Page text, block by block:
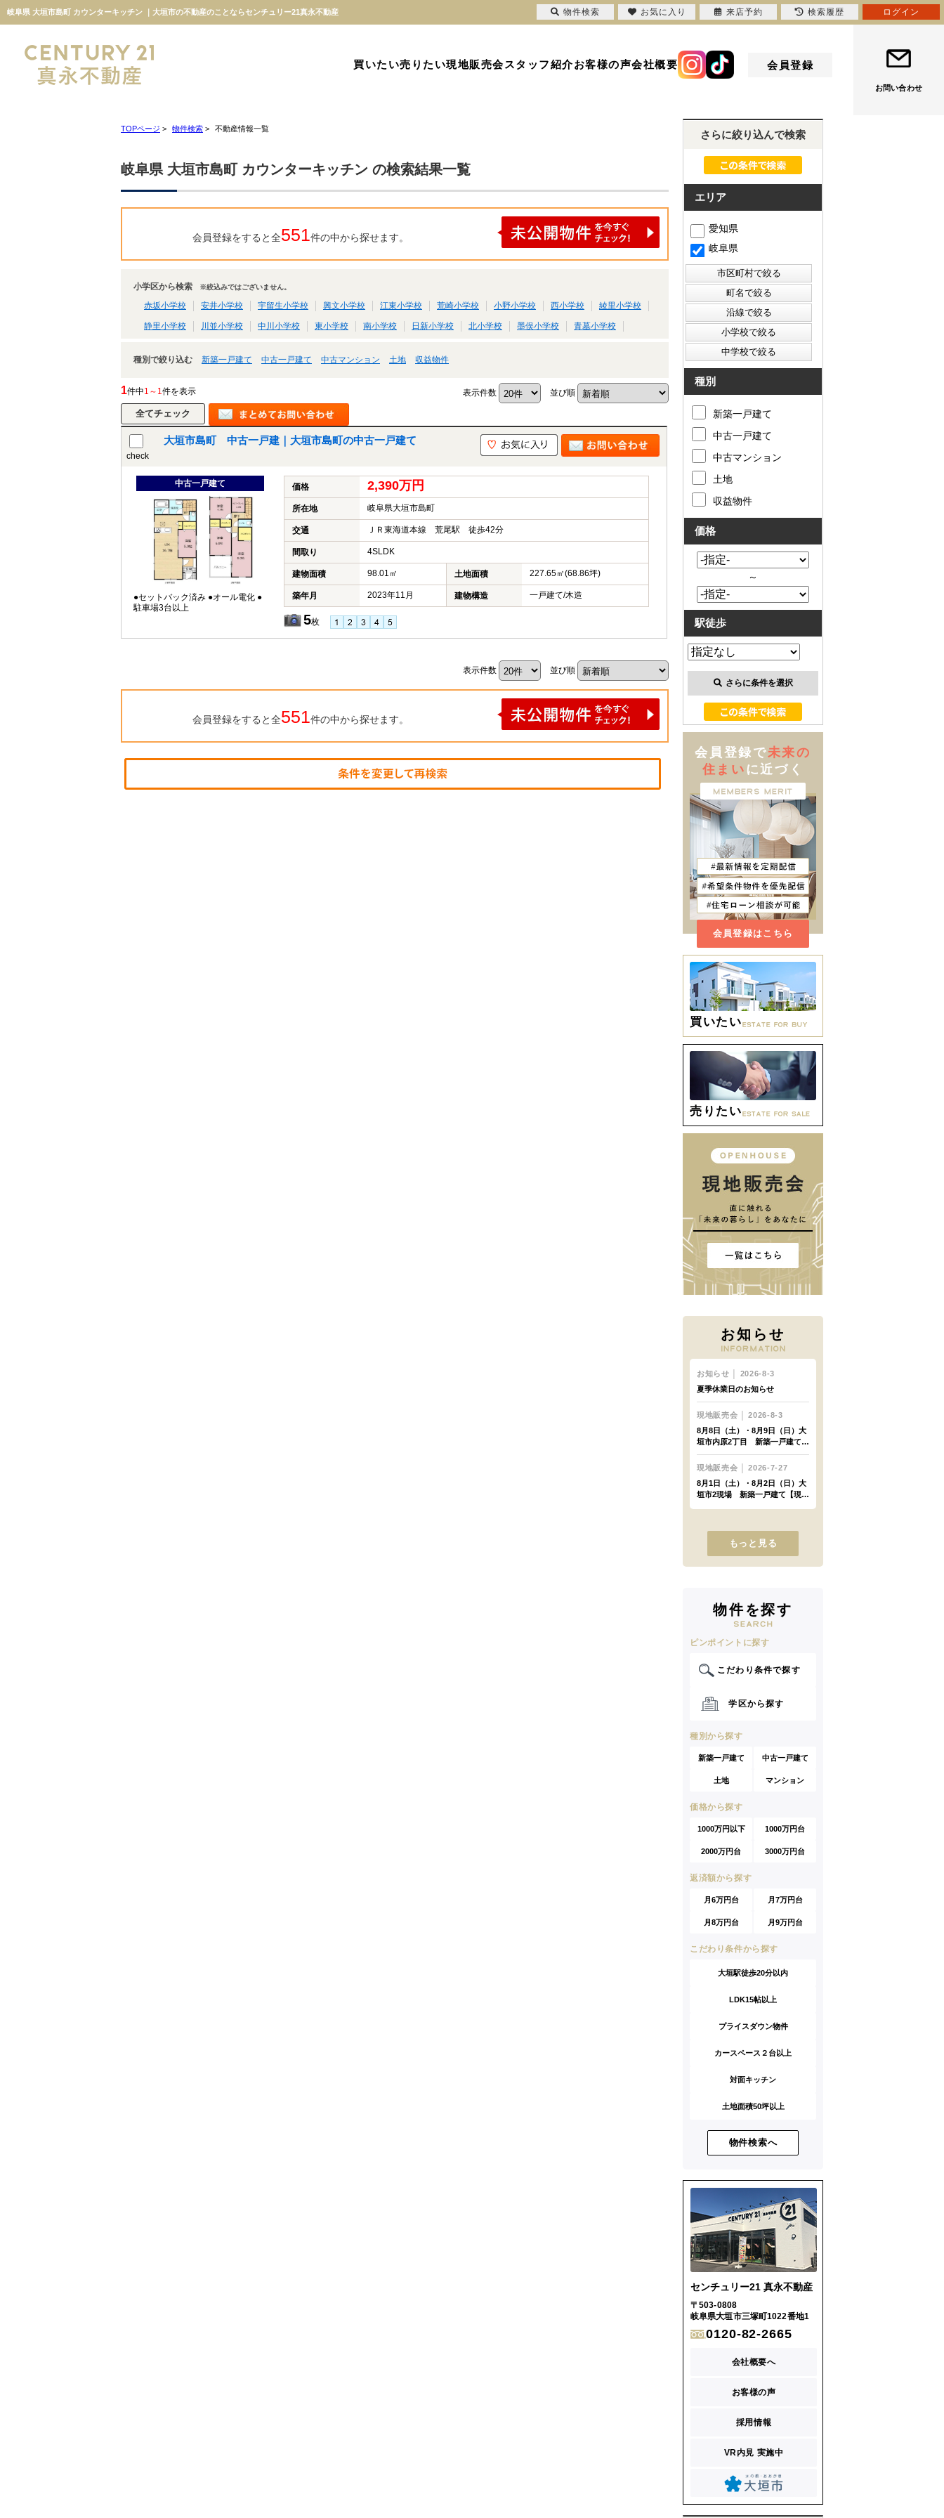
岐阜県 大垣市島町 カウンターキッチン ｜大垣市の不動産のことならセンチュリー21真永不動産
買いたい売りたい現地販売会スタッフ紹介お客様の声会社概要 会員登録
お問い合わせ
TOPページ > 物件検索 > 不動産情報一覧
岐阜県 大垣市島町 カウンターキッチン の検索結果一覧
会員登録をすると全551件の中から探せます。
小学区から検索 ※絞込みではございません。
赤坂小学校 安井小学校 宇留生小学校 興文小学校 江東小学校 荒崎小学校 小野小学校 西小学校 綾里小学校
静里小学校 川並小学校 中川小学校 東小学校 南小学校 日新小学校 北小学校 墨俣小学校 青墓小学校
種別で絞り込む 新築一戸建て 中古一戸建て 中古マンション 土地 収益物件
1件中1～1件を表示 表示件数 並び順
check
大垣市島町 中古一戸建｜大垣市島町の中古一戸建て
中古一戸建て
●セットバック済み ●オール電化 ●
駐車場3台以上
価格 2,390万円
所在地 岐阜県大垣市島町
交通 ＪＲ東海道本線 荒尾駅 徒歩42分
間取り 4SLDK
建物面積 98.01㎡ 土地面積 227.65㎡(68.86坪)
築年月 2023年11月 建物構造 一戸建て/木造
5枚
表示件数 並び順
会員登録をすると全551件の中から探せます。
さらに絞り込んで検索
エリア
愛知県
岐阜県
種別
新築一戸建て
中古一戸建て
中古マンション
土地
収益物件
価格
～
駅徒歩
さらに条件を選択
会員登録で未来の
住まい に近づく
会員登録はこちら
買いたい
売りたい
お知らせ
もっと見る
物件を探す
ピンポイントに探す
こだわり条件で探す
学区から探す
種別から探す
新築一戸建て 中古一戸建て
土地 マンション
価格から探す
1000万円以下 1000万円台
2000万円台 3000万円台
返済額から探す
月6万円台 月7万円台
月8万円台 月9万円台
こだわり条件から探す
大垣駅徒歩20分以内
LDK15帖以上
プライスダウン物件
カースペース２台以上
対面キッチン
土地面積50坪以上
物件検索へ
センチュリー21 真永不動産
〒503-0808
岐阜県大垣市三塚町1022番地1
0120-82-2665
会社概要へ
お客様の声
採用情報
VR内見 実施中
物件検索 お気に入り 来店予約 検索履歴 ログイン